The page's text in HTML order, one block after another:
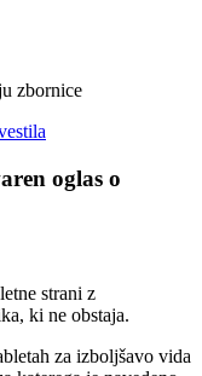
zbornice
oglas o
strani z
ki ne obstaja.
za izboljšavo vida